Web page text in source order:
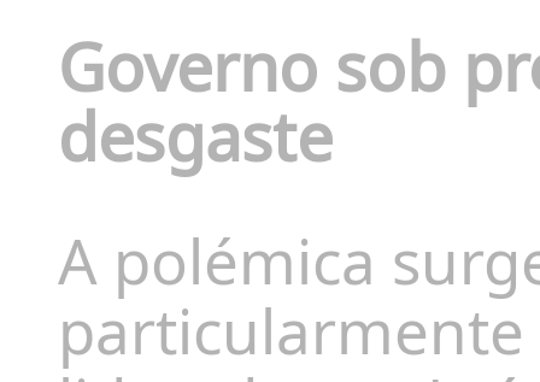
Governo sob
desgaste
A polémica